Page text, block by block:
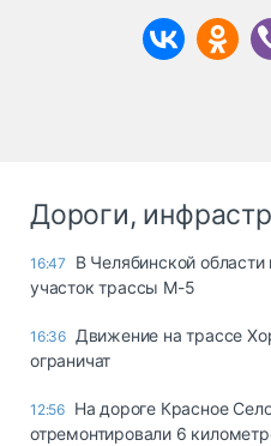
Дороги,
16:47
В Челябинской
участок трассы М-5
16:36 Движение на трассе
ограничат
12:56 На дороге Красное
отремонтировали 6